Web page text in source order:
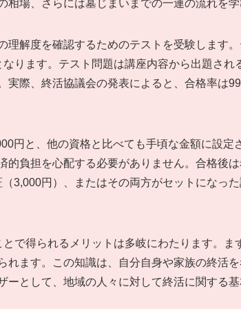
相場、さらには墓じまいまでの一連の流れを学
理解度を確認するためのテストを受験します
ります。テスト問題は講座内容から出題さ
実際、終活協議会の発表によると、合格率は
円と、他の資格と比べても手頃な金額に設定
的負担を心配する必要がありません。合格後
（3,000円）、またはその両方がセットになっ
で得られるメリットは多岐にわたります。
れます。この知識は、自分自身や家族の終活
ーとして、地域の人々に対して終活に関する